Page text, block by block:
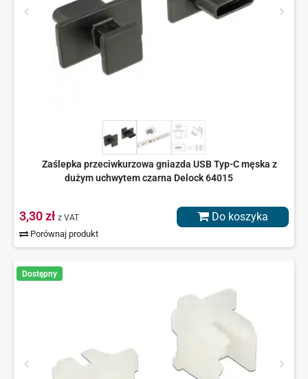
Zaślepka przeciwkurzowa gniazda USB Typ-C męska z
dużym uchwytem czarna Delock 64015
3,30 zł z VAT
Porównaj produkt
Do koszyka
Dostępny